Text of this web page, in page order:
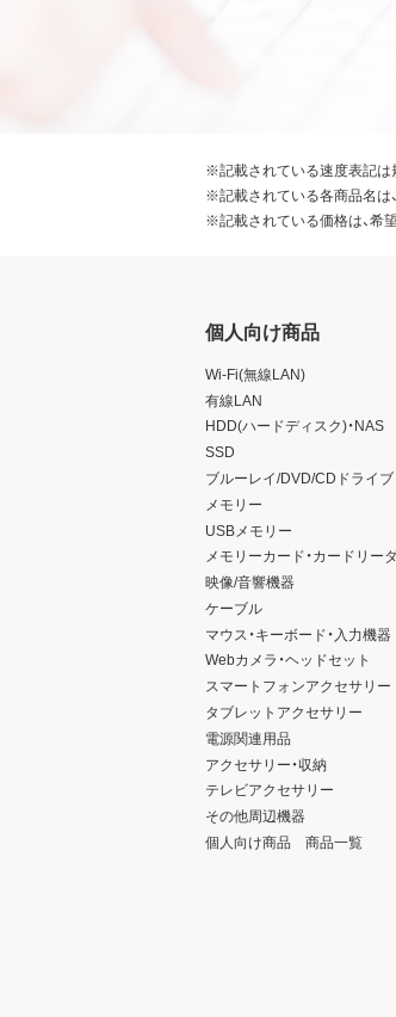
※記載されている速度表記は
※記載されている各商品名は
※記載されている価格は、希
個人向け商品
Wi-Fi(無線LAN)
有線LAN
HDD(ハードディスク)・NAS
SSD
ブルーレイ/DVD/CDドライブ
メモリー
USBメモリー
メモリーカード・カードリー
映像/音響機器
ケーブル
マウス・キーボード・入力機器
Webカメラ・ヘッドセット
スマートフォンアクセサリー
タブレットアクセサリー
電源関連用品
アクセサリー・収納
テレビアクセサリー
その他周辺機器
個人向け商品 商品一覧